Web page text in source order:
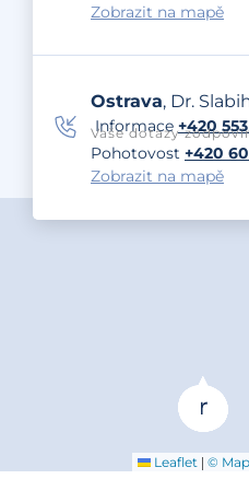
Zobrazit na mapě
Ostrava, Dr.
Informace +420 553
Vaše dotazy
Pohotovost +420
Zobrazit na mapě
Leaflet | ©